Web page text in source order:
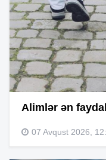
Alimlər ən
07 Avqust 2026,